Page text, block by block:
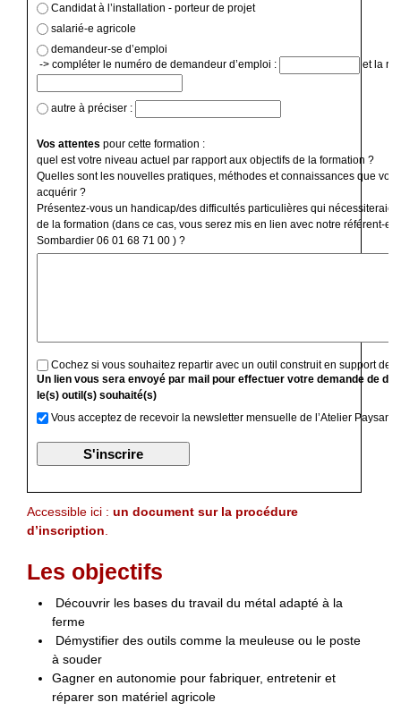
Candidat à l’installation - porteur de projet
salarié-e agricole
demandeur-se d’emploi
-> compléter le numéro de demandeur d’emploi :
et la
autre à préciser :
Vos attentes pour cette formation :
quel est votre niveau actuel par rapport aux objectifs de la formation ?
Quelles sont les nouvelles pratiques, méthodes et connaissances que
acquérir ?
Présentez-vous un handicap/des difficultés particulières qui
de la formation (dans ce cas, vous serez mis en lien avec notre référent-e
Sombardier 06 01 68 71 00 ) ?
Cochez si vous souhaitez repartir avec un outil construit en support de
Un lien vous sera envoyé par mail pour effectuer votre demande de
le(s) outil(s) souhaité(s)
Vous acceptez de recevoir la newsletter mensuelle de l’Atelier Paysan
Accessible ici : un document sur la procédure
d’inscription
Les objectifs
Découvrir les bases du travail du métal adapté à la
ferme
Démystifier des outils comme la meuleuse ou le poste
à souder
Gagner en autonomie pour fabriquer, entretenir et
réparer son matériel agricole